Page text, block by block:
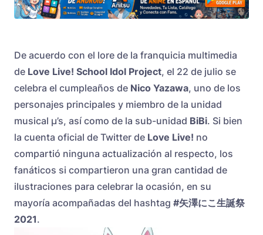
De acuerdo con el lore de la franquicia multimedia
de Love Live! School Idol Project, el 22 de julio se
celebra el cumpleaños de Nico Yazawa, uno de los
personajes principales y miembro de la unidad
musical µ’s, así como de la sub-unidad BiBi. Si bien
la cuenta oficial de Twitter de Love Live! no
compartió ninguna actualización al respecto, los
fanáticos si compartieron una gran cantidad de
ilustraciones para celebrar la ocasión, en su
mayoría acompañadas del hashtag #矢澤にこ生誕祭
2021.